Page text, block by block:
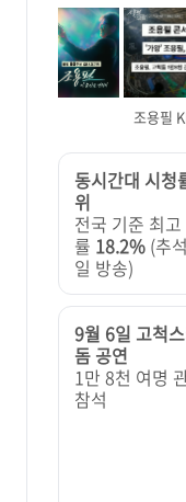
조용필
동시간대 시청
위
전국 기준 최고
률 18.2% (추
일 방송)
9월 6일 고척
돔 공연
1만 8천 여명
참석